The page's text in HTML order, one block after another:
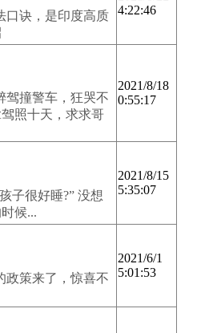
口诀，是印度高质
4:22:46
驾撞警车，狂哭不
照十天，求求哥
2021/8/18
0:55:17
子很好睡?” 没想
候...
2021/8/15
5:35:07
政策来了，惊喜不
2021/6/1
5:01:53